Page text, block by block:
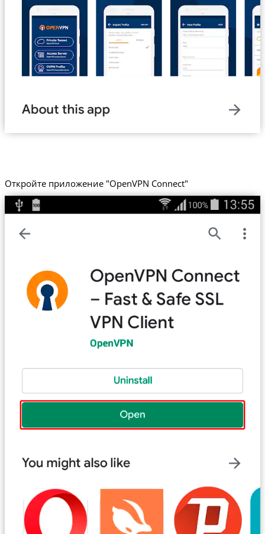
Откройте приложение "OpenVPN Connect"